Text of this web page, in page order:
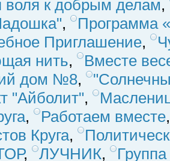
воля к добрым делам,
,
Программа
Приглашение,
нить,
Вместе
дом №8,
"Айболит",
, Работаем вместе
Круга,
, ЛУЧНИК,